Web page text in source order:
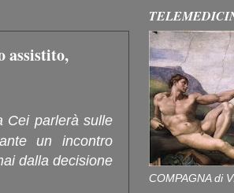
assistito,
Cei parlerà sulle
un incontro
dalla decisione
COMPAGNA di